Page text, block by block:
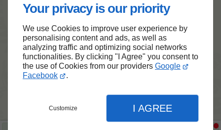
Your privacy is our priority
We use Cookies to improve user experience by
personalising content and ads, as well as
analyzing traffic and optimizing social networks
functionalities. By clicking "I Agree" you consent to
the use of Cookies from our providers Google
Facebook
.
Customize I AGREE
Haut de page